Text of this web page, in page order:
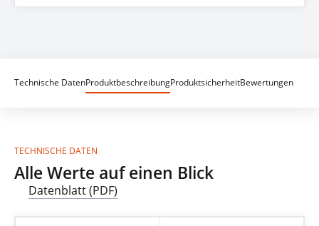
Technische DatenProduktbeschreibungProduktsicherheitBewertungen
TECHNISCHE DATEN
Alle Werte auf einen Blick
Datenblatt (PDF)